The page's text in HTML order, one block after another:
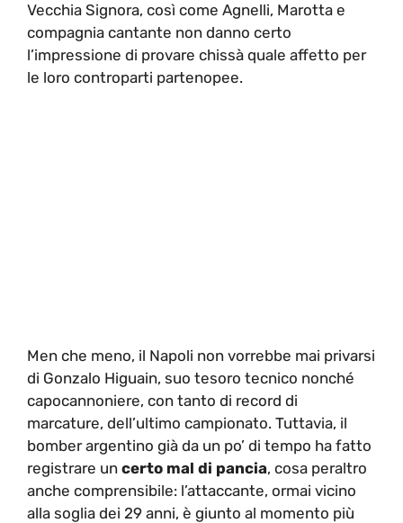
Vecchia Signora, così come Agnelli, Marotta e
compagnia cantante non danno certo
l’impressione di provare chissà quale affetto per
le loro controparti partenopee.
Men che meno, il Napoli non vorrebbe mai privarsi
di Gonzalo Higuain, suo tesoro tecnico nonché
capocannoniere, con tanto di record di
marcature, dell’ultimo campionato. Tuttavia, il
bomber argentino già da un po’ di tempo ha fatto
registrare un certo mal di pancia, cosa peraltro
anche comprensibile: l’attaccante, ormai vicino
alla soglia dei 29 anni, è giunto al momento più